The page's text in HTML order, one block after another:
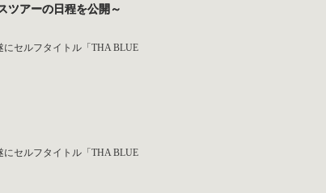
ツアーの日程を公開～
にセルフタイトル「THA BLUE
にセルフタイトル「THA BLUE